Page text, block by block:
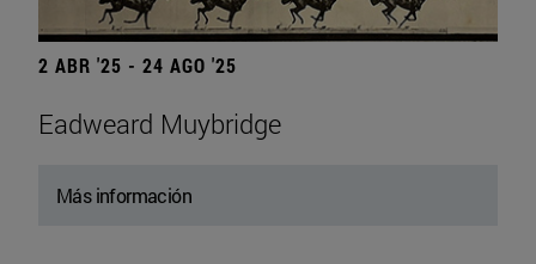
2 ABR '25 - 24 AGO '25
Eadweard Muybridge
Más información